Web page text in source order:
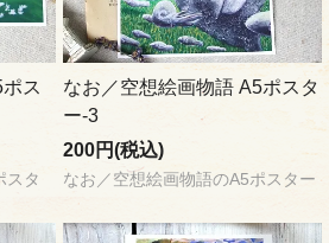
ス
スタ
なお／空想絵画物語 A5ポスタ
ー-3
200円(税込)
なお／空想絵画物語のA5ポスター